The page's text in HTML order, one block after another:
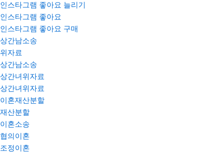
인스타그램 좋아요 늘리기
인스타그램 좋아요
인스타그램 좋아요 구매
상간남소송
위자료
상간남소송
상간녀위자료
상간녀위자료
이혼재산분할
재산분할
이혼소송
협의이혼
조정이혼